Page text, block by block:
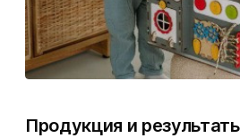
Продукция и